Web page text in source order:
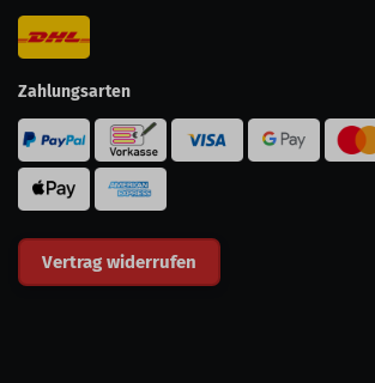
Zahlungsarten
Vertrag widerrufen